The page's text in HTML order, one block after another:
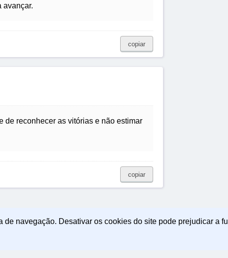
navegação. Desativar os cookies do site pode prejudicar a
avançar.
copiar
de reconhecer as vitórias e não estimar
copiar